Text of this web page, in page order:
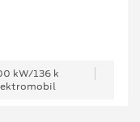
kW/136 k